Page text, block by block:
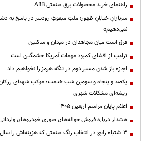
راهنمای خرید محصولات برق صنعتی ABB
سربازانِ خیابانِ ظهور؛ ملتِ مبعوثِ رودسر در پاسخ به
نمی‌دهیم»
فرق است میان مجاهدان در میدان و ساکتین
ترامپ از افشای کمبود مهمات آمریکا خشمگین است
اجازه باز شدن مسیر دوم در تنگه هرمز را نخواهیم داد
یکصد و پنجاه و سومین شب خدمت؛ موکب شهدای
ریشه‌ای مشکلات شهری
اعلام پایان مراسم اربعین ۱۴۰۵
هشدار درباره فروش حواله‌های صوری خودروهای
3 اشتباه رایج در انتخاب رنگ صنعتی که هزینه‌اش را سال‌ها می‌پردازید...